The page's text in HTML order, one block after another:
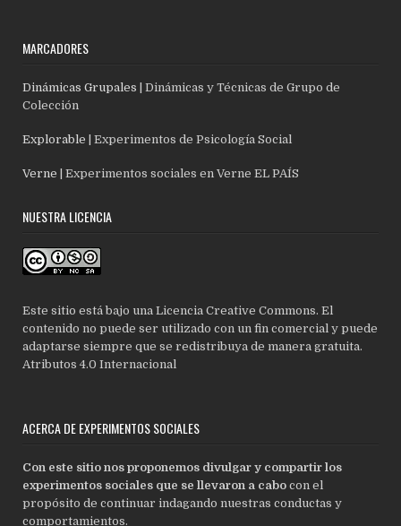
MARCADORES
Dinámicas Grupales | Dinámicas y Técnicas de Grupo de
Colección
Explorable | Experimentos de Psicología Social
Verne | Experimentos sociales en Verne EL PAÍS
NUESTRA LICENCIA
Este sitio está bajo una Licencia Creative Commons. El
contenido no puede ser utilizado con un fin comercial y puede
adaptarse siempre que se redistribuya de manera gratuita.
Atributos 4.0 Internacional
ACERCA DE EXPERIMENTOS SOCIALES
Con este sitio nos proponemos divulgar y compartir los
experimentos sociales que se llevaron a cabo con el
propósito de continuar indagando nuestras conductas y
comportamientos.